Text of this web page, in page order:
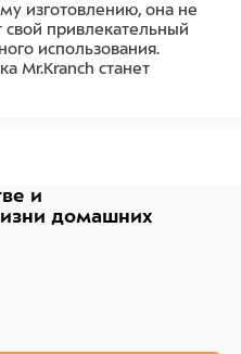
изготовлению, она не
свой привлекательный
использования.
Mr.Kranch станет
и
домашних